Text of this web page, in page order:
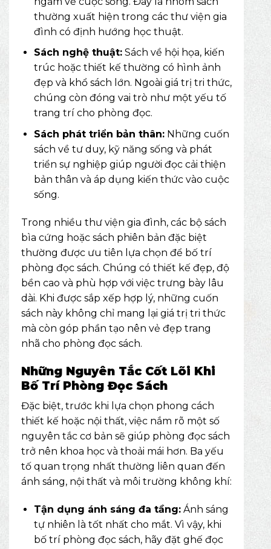
thường xuất hiện trong các thư viện gia
đình có định hướng học thuật.
Sách nghệ thuật:Sách về hội họa, kiến
trúc hoặc thiết kế thường có hình ảnh
đẹp và khổ sách lớn. Ngoài giá trị tri thức,
chúng còn đóng vai trò như một yếu tố
trang trí cho phòng đọc.
Sách phát triển bản thân:Những cuốn
sách về tư duy, kỹ năng sống và phát
triển sự nghiệp giúp người đọc cải thiện
bản thân và áp dụng kiến thức vào cuộc
sống.
Trong nhiều thư viện gia đình, các bộ sách
bìa cứng hoặc sách phiên bản đặc biệt
thường được ưu tiên lựa chọn để bố trí
phòng đọc sách. Chúng có thiết kế đẹp, độ
bền cao và phù hợp với việc trưng bày lâu
dài. Khi được sắp xếp hợp lý, những cuốn
sách này không chỉ mang lại giá trị tri thức
mà còn góp phần tạo nên vẻ đẹp trang
nhã cho phòng đọc sách.
Những Nguyên Tắc Cốt Lõi Khi
Bố Trí Phòng Đọc Sách
Đặc biệt, trước khi lựa chọn phong cách
thiết kế hoặc nội thất, việc nắm rõ một số
nguyên tắc cơ bản sẽ giúp phòng đọc sách
trở nên khoa học và thoải mái hơn. Ba yếu
tố quan trọng nhất thường liên quan đến
ánh sáng, nội thất và môi trường không khí:
Tận dụng ánh sáng đa tầng:Ánh sáng
tự nhiên là tốt nhất cho mắt. Vì vậy, khi
bố trí phòng đọc sách, hãy đặt ghế đọc